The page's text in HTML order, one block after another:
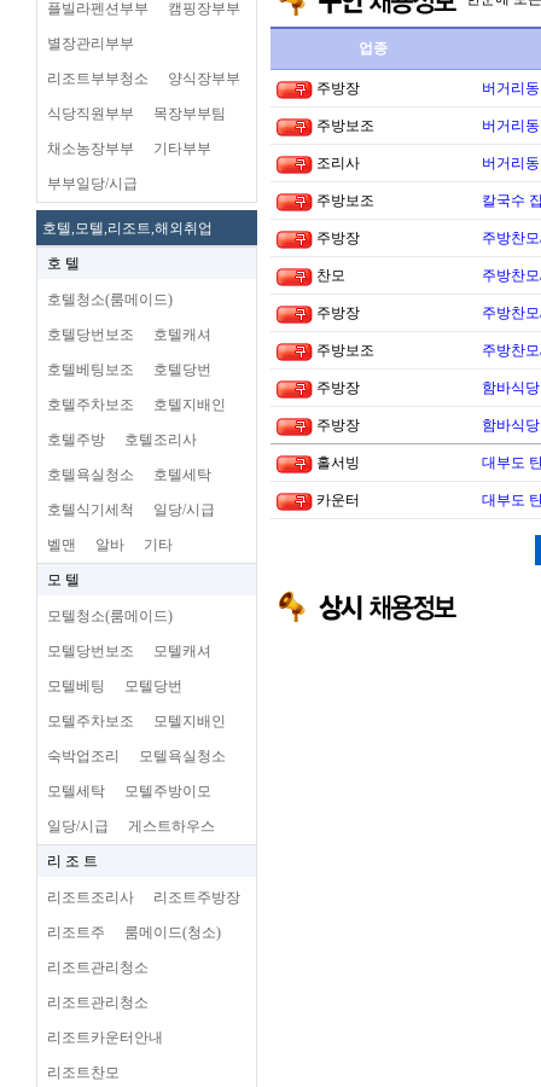
플빌라펜션부부 캠핑장부부
별장관리부부
리조트부부청소 양식장부부
식당직원부부 목장부부팀
채소농장부부 기타부부
부부일당/시급
호텔,모텔,리조트,해외취업
호 텔
호텔청소(룸메이드)
호텔당번보조 호텔캐셔
호텔베팅보조 호텔당번
호텔주차보조 호텔지배인
호텔주방 호텔조리사
호텔욕실청소 호텔세탁
호텔식기세척 일당/시급
벨맨 알바 기타
모 텔
모텔청소(룸메이드)
모텔당번보조 모텔캐셔
모텔베팅 모텔당번
모텔주차보조 모텔지배인
숙박업조리 모텔욕실청소
모텔세탁 모텔주방이모
일당/시급 게스트하우스
리 조 트
리조트조리사 리조트주방장
리조트주 룸메이드(청소)
리조트관리청소
리조트관리청소
리조트카운터안내
리조트찬모
업종
주방장 버거리
주방보조 버거리
조리사 버거리
주방보조 칼국수
주방장 주방찬
찬모 주방찬
주방장 주방찬
주방보조 주방찬
주방장 함바식
주방장 함바식
홀서빙 대부도
카운터 대부도